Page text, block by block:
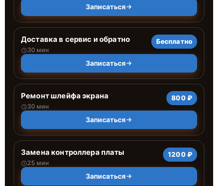
Записаться
Доставка в сервис и обратно
30 мин
Бесплатно
Записаться
Ремонт шлейфа экрана
30 мин
800 ₽
Записаться
Замена контроллера платы
25 мин
1200 ₽
Записаться